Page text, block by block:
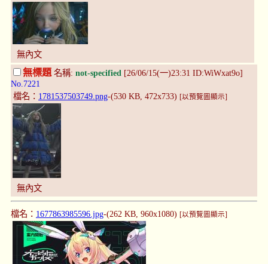
無內文
無標題 名稱: not-specified [26/06/15(一)23:31 ID:WiWxat9o]
No.7221
檔名： 1781537503749.png-(530 KB, 472x733) [以預覽圖顯示]
無內文
檔名： 1677863985596.jpg-(262 KB, 960x1080) [以預覽圖顯示]